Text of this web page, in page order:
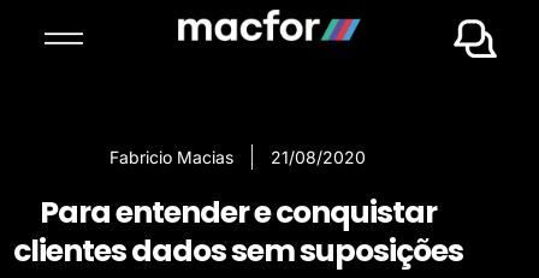
Fabricio Macias 21/08/2020
Para entender e conquistar
clientes dados sem suposições